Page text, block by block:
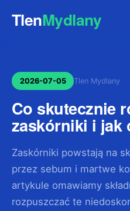
TlenMydlany
2026-07-05 Tlen Mydlany
Co skutecznie
zaskórniki i jak
Zaskórniki powstają na
przez sebum i martwe
artykule omawiamy
rozpuszczać te